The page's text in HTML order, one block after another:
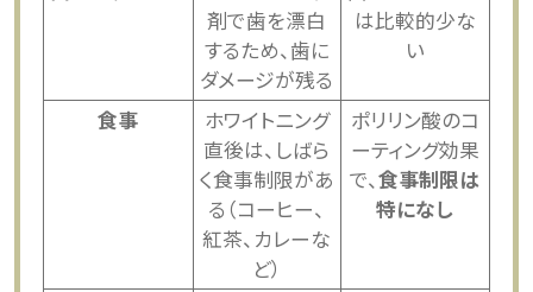
剤で歯を漂白
するため、歯に
ダメージが残る
は比較的少な
い
食事
ホワイトニング
直後は、しばら
く食事制限があ
る（コーヒー、
紅茶、カレーな
ど）
ポリリン酸のコ
ーティング効果
で、食事制限は
特になし